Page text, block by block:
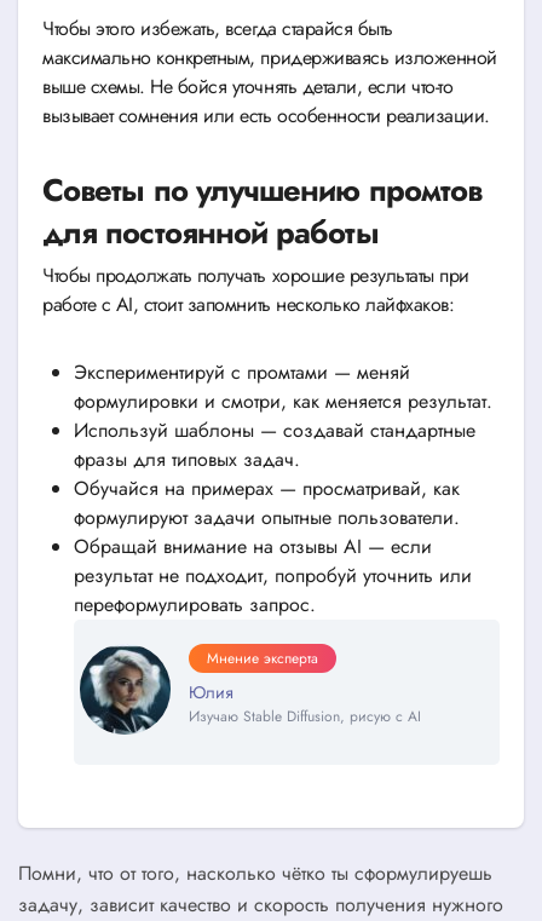
Чтобы этого избежать, всегда старайся быть
максимально конкретным, придерживаясь изложенной
выше схемы. Не бойся уточнять детали, если что-то
вызывает сомнения или есть особенности реализации.
Советы по улучшению промтов
для постоянной работы
Чтобы продолжать получать хорошие результаты при
работе с AI, стоит запомнить несколько лайфхаков:
Экспериментируй с промтами — меняй
формулировки и смотри, как меняется результат.
Используй шаблоны — создавай стандартные
фразы для типовых задач.
Обучайся на примерах — просматривай, как
формулируют задачи опытные пользователи.
Обращай внимание на отзывы AI — если
результат не подходит, попробуй уточнить или
переформулировать запрос.
Мнение эксперта
Юлия
Изучаю Stable Diffusion, рисую с AI
Помни, что от того, насколько чётко ты сформулируешь
задачу, зависит качество и скорость получения нужного